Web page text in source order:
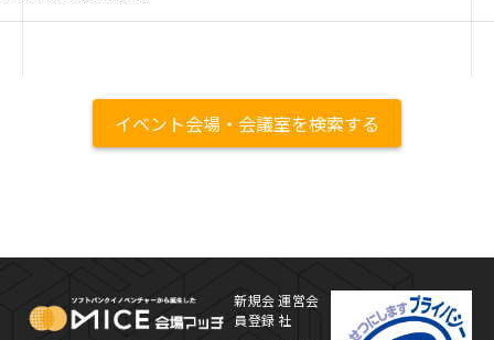
イベント会場・会議室を検索する
MICE Platform
新規会
員登録
運営会
社